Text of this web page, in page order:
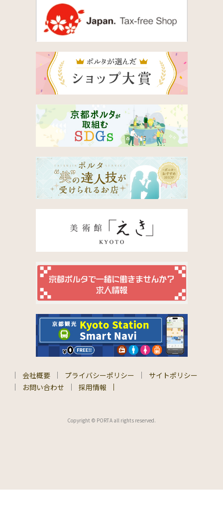
会社概要 プライバシーポリシー
サイトポリシー
お問い合わせ
採用情報
Copyright © PORTA all rights reserved.